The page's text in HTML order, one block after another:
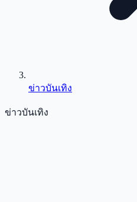
ข่าวบันเทิง
ข่าวบันเทิง